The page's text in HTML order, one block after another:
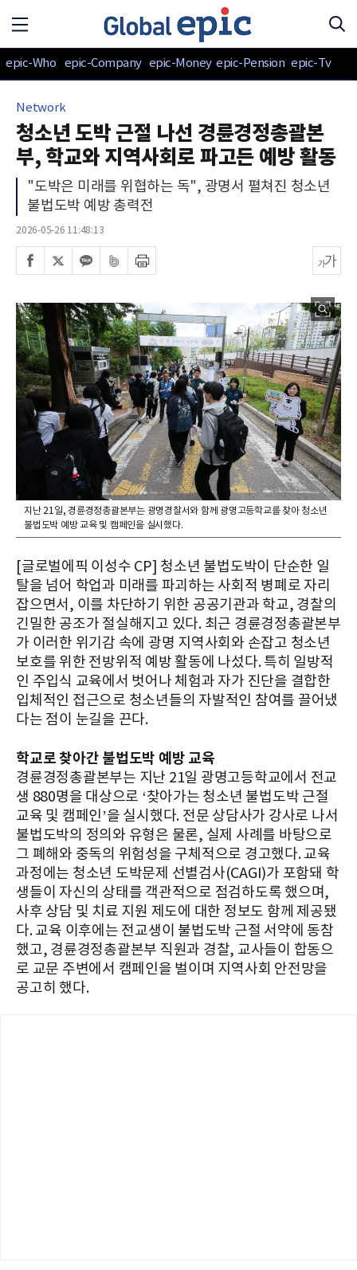
epic-Who epic-Company epic-Money epic-Pension epic-Tv
Network
청소년 도박 근절 나선 경륜경정총괄본
부, 학교와 지역사회로 파고든 예방 활동
"도박은 미래를 위협하는 독", 광명서 펼쳐진 청소년
불법도박 예방 총력전
2026-05-26 11:48:13
지난 21일, 경륜경정총괄본부는 광명경찰서와 함께 광명고등학교를 찾아 청소년
불법도박 예방 교육 및 캠페인을 실시했다.
[글로벌에픽 이성수 CP] 청소년 불법도박이 단순한 일
탈을 넘어 학업과 미래를 파괴하는 사회적 병폐로 자리
잡으면서, 이를 차단하기 위한 공공기관과 학교, 경찰의
긴밀한 공조가 절실해지고 있다. 최근 경륜경정총괄본부
가 이러한 위기감 속에 광명 지역사회와 손잡고 청소년
보호를 위한 전방위적 예방 활동에 나섰다. 특히 일방적
인 주입식 교육에서 벗어나 체험과 자가 진단을 결합한
입체적인 접근으로 청소년들의 자발적인 참여를 끌어냈
다는 점이 눈길을 끈다.
학교로 찾아간 불법도박 예방 교육
경륜경정총괄본부는 지난 21일 광명고등학교에서 전교
생 880명을 대상으로 ‘찾아가는 청소년 불법도박 근절
교육 및 캠페인’을 실시했다. 전문 상담사가 강사로 나서
불법도박의 정의와 유형은 물론, 실제 사례를 바탕으로
그 폐해와 중독의 위험성을 구체적으로 경고했다. 교육
과정에는 청소년 도박문제 선별검사(CAGI)가 포함돼 학
생들이 자신의 상태를 객관적으로 점검하도록 했으며,
사후 상담 및 치료 지원 제도에 대한 정보도 함께 제공됐
다. 교육 이후에는 전교생이 불법도박 근절 서약에 동참
했고, 경륜경정총괄본부 직원과 경찰, 교사들이 합동으
로 교문 주변에서 캠페인을 벌이며 지역사회 안전망을
공고히 했다.